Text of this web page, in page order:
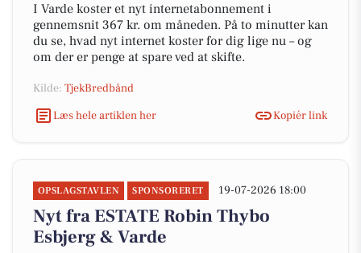
I Varde koster et nyt internetabonnement i
gennemsnit 367 kr. om måneden. På to minutter kan
du se, hvad nyt internet koster for dig lige nu – og
om der er penge at spare ved at skifte.
Kilde: TjekBredbånd
Læs hele artiklen her
Kopiér link
OPSLAGSTAVLEN SPONSORERET 19-07-2026 18:00
Nyt fra ESTATE Robin Thybo
Esbjerg & Varde